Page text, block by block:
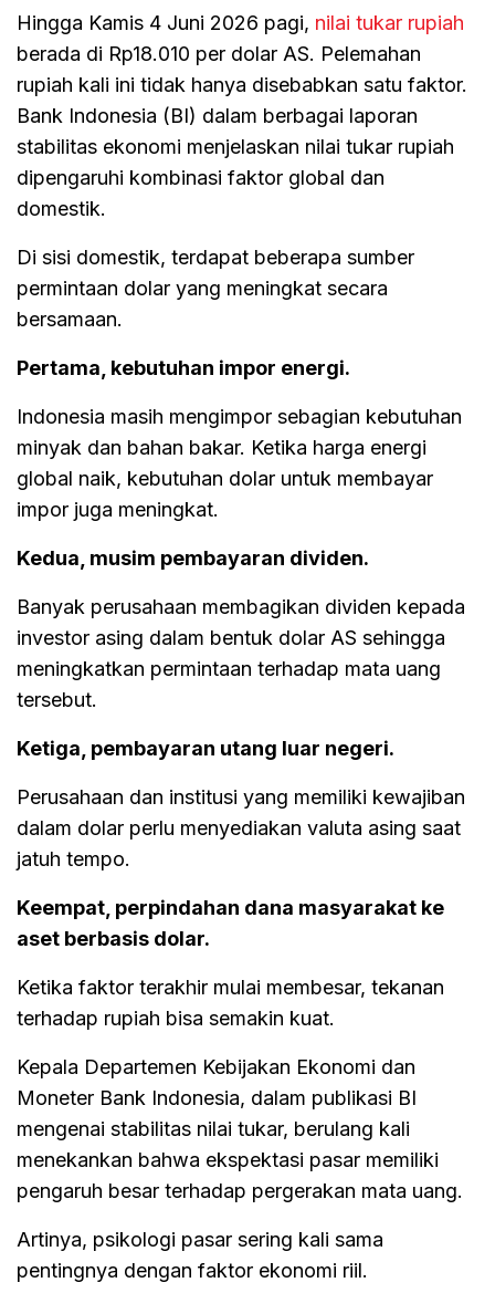
Hingga Kamis 4 Juni 2026 pagi, nilai tukar rupiah
berada di Rp18.010 per dolar AS. Pelemahan
rupiah kali ini tidak hanya disebabkan satu faktor.
Bank Indonesia (BI) dalam berbagai laporan
stabilitas ekonomi menjelaskan nilai tukar rupiah
dipengaruhi kombinasi faktor global dan
domestik.
Di sisi domestik, terdapat beberapa sumber
permintaan dolar yang meningkat secara
bersamaan.
Pertama, kebutuhan impor energi.
Indonesia masih mengimpor sebagian kebutuhan
minyak dan bahan bakar. Ketika harga energi
global naik, kebutuhan dolar untuk membayar
impor juga meningkat.
Kedua, musim pembayaran dividen.
Banyak perusahaan membagikan dividen kepada
investor asing dalam bentuk dolar AS sehingga
meningkatkan permintaan terhadap mata uang
tersebut.
Ketiga, pembayaran utang luar negeri.
Perusahaan dan institusi yang memiliki kewajiban
dalam dolar perlu menyediakan valuta asing saat
jatuh tempo.
Keempat, perpindahan dana masyarakat ke
aset berbasis dolar.
Ketika faktor terakhir mulai membesar, tekanan
terhadap rupiah bisa semakin kuat.
Kepala Departemen Kebijakan Ekonomi dan
Moneter Bank Indonesia, dalam publikasi BI
mengenai stabilitas nilai tukar, berulang kali
menekankan bahwa ekspektasi pasar memiliki
pengaruh besar terhadap pergerakan mata uang.
Artinya, psikologi pasar sering kali sama
pentingnya dengan faktor ekonomi riil.